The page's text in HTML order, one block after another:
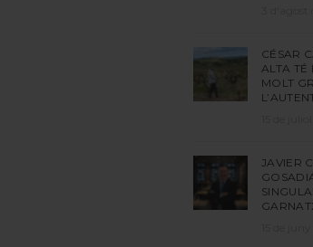
CÉSAR
ALTA TÉ
MOLT
JAVIER